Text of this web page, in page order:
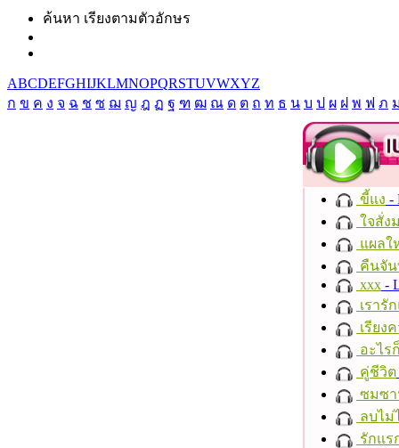
ค้นหา เรียงตามตัวอักษร
ABCDEFGHIJKLMNOPQRSTUVWXYZ
ก ข ค ง จ ฉ ช ซ ฌ ญ ฎ ฏ ฐ ฑ ฒ ณ ด ต ถ ท ธ น บ ป ผ ฝ พ ฟ ภ
ขี้แง -
ใจสั่ง
แผลใ
คืนจั
xxx -
เรารั
เรียง
อะไร
คู่ชีวิต
ซมซ
ลบไม่
รักแร